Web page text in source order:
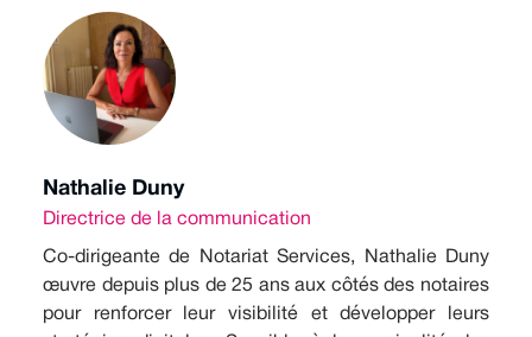
Nathalie Duny
Directrice de la communication
Co-dirigeante de Notariat Services, Nathalie Duny
œuvre depuis plus de 25 ans aux côtés des notaires
pour renforcer leur visibilité et développer leurs